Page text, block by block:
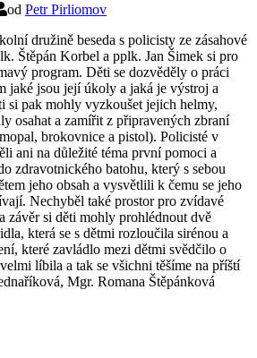
od Petr Pirliomov
družině beseda s policisty ze zásahové
Štěpán Korbel a pplk. Jan Šimek si pro
program. Děti se dozvěděly o práci
jaké jsou její úkoly a jaká je výstroj a
si pak mohly vyzkoušet jejich helmy,
osahat a zamířit z připravených zbraní
brokovnice a pistol). Policisté v
ani na důležité téma první pomoci a
zdravotnického batohu, který s sebou
jeho obsah a vysvětlili k čemu se jeho
Nechyběl také prostor pro zvídavé
závěr si děti mohly prohlédnout dvě
která se s dětmi rozloučila sirénou a
které zavládlo mezi dětmi svědčilo o
líbila a tak se všichni těšíme na příští
Mgr. Romana Štěpánková